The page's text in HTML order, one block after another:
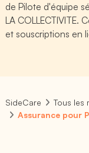
de Pilote d'équipe
LA COLLECTIVITE.
et souscriptions en
SideCare
Tous les
Assurance pour